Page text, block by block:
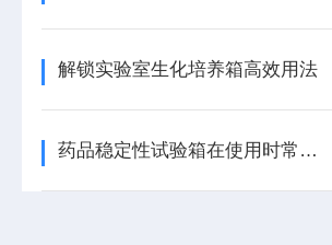
解锁实验室生化培养箱高效用法
药品稳定性试验箱在使用时常见故障现象，该怎么处理？